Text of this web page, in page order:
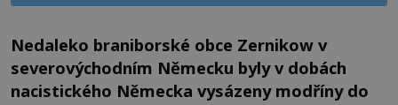
Nedaleko braniborské obce Zernikow v
severovýchodním Německu byly v dobách
nacistického Německa vysázeny modříny do